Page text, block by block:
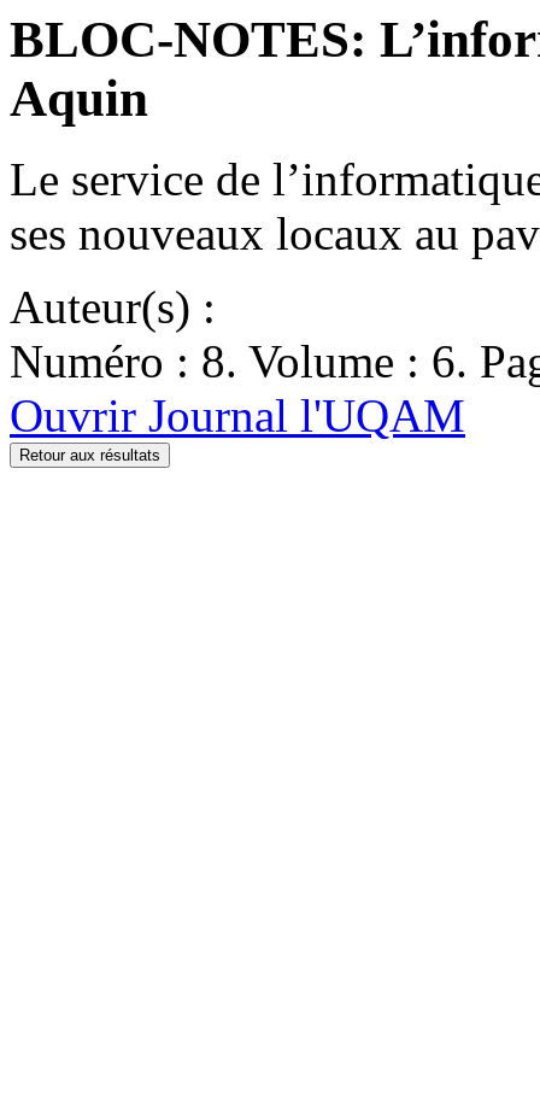
BLOC-NOTES:
Aquin
Le service de
ses nouveaux locaux au
Auteur(s) :
Numéro : 8. Volume : 6.
Ouvrir Journal l'UQAM
Retour aux résultats